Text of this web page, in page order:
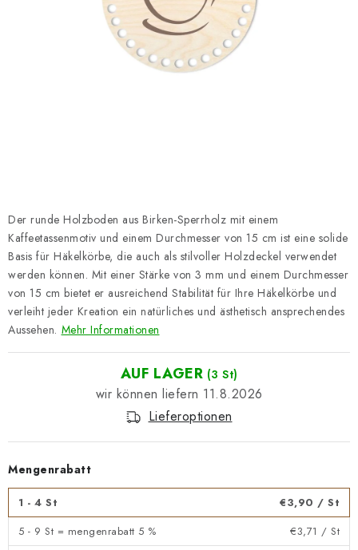
Datenschutzerklärung
Impressum
Der runde Holzboden aus Birken-Sperrholz mit einem
Kaffeetassenmotiv und einem Durchmesser von 15 cm ist eine solide
Basis für Häkelkörbe, die auch als stilvoller Holzdeckel verwendet
werden können. Mit einer Stärke von 3 mm und einem Durchmesser
von 15 cm bietet er ausreichend Stabilität für Ihre Häkelkörbe und
verleiht jeder Kreation ein natürliches und ästhetisch ansprechendes
Aussehen. Mehr Informationen
AUF LAGER (3 St)
11.8.2026
Lieferoptionen
Mengenrabatt
1 - 4 St €3,90 / St
5 - 9 St = mengenrabatt 5 %
€3,71 / St